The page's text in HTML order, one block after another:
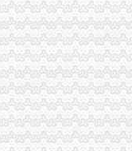
理记账】,价格
2页_新闻中心_赢商
坪易登网
信息_诉讼信息_财
业管理有限
-阿里巴巴公司黄页